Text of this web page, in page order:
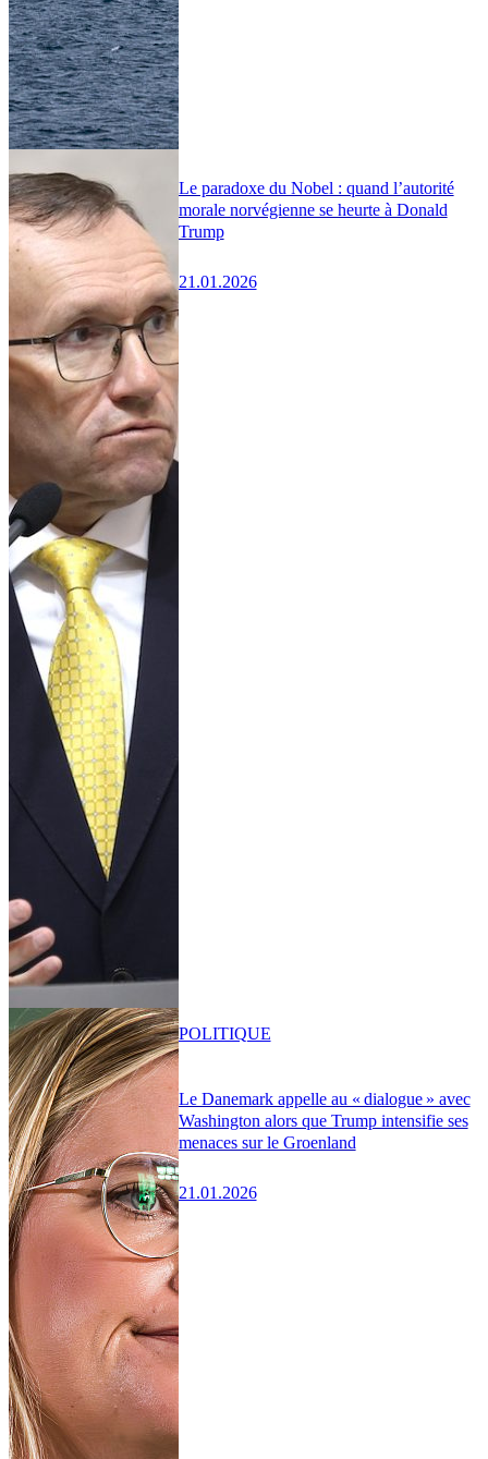
Le paradoxe du Nobel : quand l’autorité
morale norvégienne se heurte à Donald
Trump
21.01.2026
Le Danemark appelle au « dialogue » avec
Washington alors que Trump intensifie ses
menaces sur le Groenland
21.01.2026
POLITIQUE